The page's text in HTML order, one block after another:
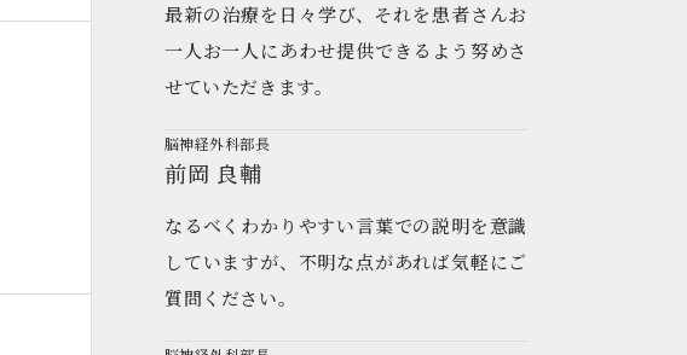
最新の治療を日々学び、それを患者さんお
一人お一人にあわせ提供できるよう努めさ
せていただきます。
脳神経外科部長
前岡 良輔
なるべくわかりやすい言葉での説明を意識
していますが、不明な点があれば気軽にご
質問ください。